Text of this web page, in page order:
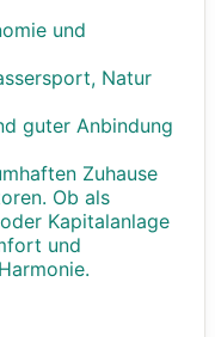
und
Natur
guter Anbindung
Zuhause
Ob als
Kapitalanlage
und